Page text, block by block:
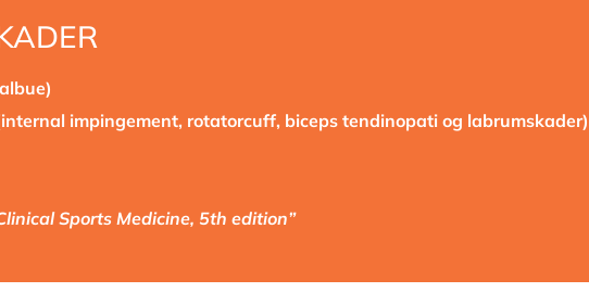
impingement, rotatorcuff, biceps tendinopati og labrumskader)
Sports Medicine, 5th edition”